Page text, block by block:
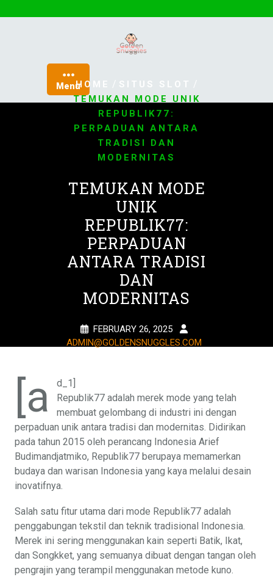
to
MenuHOME / SITUS SLOT /
TEMUKAN MODE UNIK
REPUBLIK77:
PERPADUAN ANTARA
TRADISI DAN
MODERNITAS
TEMUKAN MODE
UNIK
REPUBLIK77:
PERPADUAN
ANTARA TRADISI
DAN
MODERNITAS
FEBRUARY 26, 2025
ADMIN@GOLDENSNUGGLES.COM
[a
d_1]
Republik77 adalah merek mode yang telah
membuat gelombang di industri ini dengan
perpaduan unik antara tradisi dan modernitas. Didirikan
pada tahun 2015 oleh perancang Indonesia Arief
Budimandjatmiko, Republik77 berupaya memamerkan
budaya dan warisan Indonesia yang kaya melalui desain
inovatifnya.
Salah satu fitur utama dari mode Republik77 adalah
penggabungan tekstil dan teknik tradisional Indonesia.
Merek ini sering menggunakan kain seperti Batik, Ikat,
dan Songkket, yang semuanya dibuat dengan tangan oleh
pengrajin yang terampil menggunakan metode kuno.